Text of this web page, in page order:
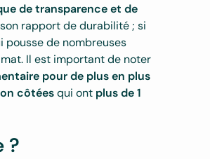
de transparence et de
rapport de durabilité ; si
pousse de nombreuses
Il est important de noter
pour de plus en plus
côtéesqui ont plus de 1
?